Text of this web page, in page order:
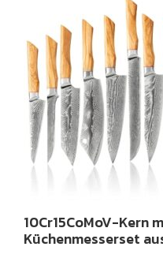
10Cr15CoMoV-
Küchenmesserset